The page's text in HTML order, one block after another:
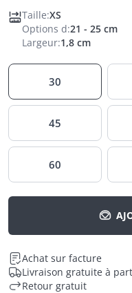
Taille:XS
Options d:21 - 25 cm
Largeur:1,8 cm
30
45
60
Achat sur facture
Livraison gratuite à
Retour gratuit